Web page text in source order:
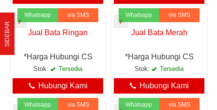
Whatsapp via SMS
Jual Bata Ringan
*Harga Hubungi CS
Stok: Tersedia
Hubungi Kami
Whatsapp via SMS
Jual Bata Merah
*Harga Hubungi CS
Stok: Tersedia
Hubungi Kami
Whatsapp via SMS Whatsapp via SMS
SIDEBAR